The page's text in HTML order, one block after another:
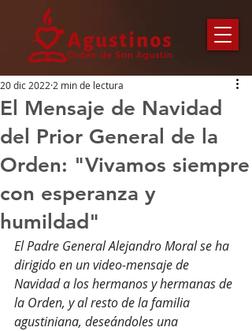
El Mensaje de Navidad
del Prior General de la
Orden: "Vivamos siempre
con esperanza y
humildad"
20 dic 2022 2 min de lectura
El Padre General Alejandro Moral se ha
dirigido en un video-mensaje de
Navidad a los hermanos y hermanas de
la Orden, y al resto de la familia
agustiniana, deseándoles una